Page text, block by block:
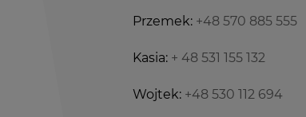
Przemek: +48 570 885 555
Kasia: + 48 531 155 132
Wojtek: +48 530 112 694